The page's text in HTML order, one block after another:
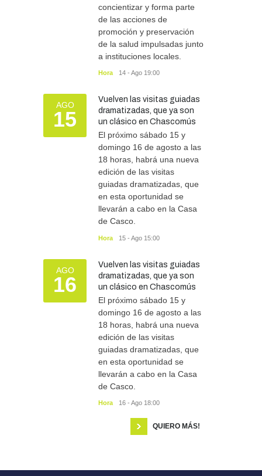
concientizar y forma parte
de las acciones de
promoción y preservación
de la salud impulsadas junto
a instituciones locales.
Hora 14 - Ago 19:00
AGO
15
Vuelven las visitas guiadas
dramatizadas, que ya son
un clásico en Chascomús
El próximo sábado 15 y
domingo 16 de agosto a las
18 horas, habrá una nueva
edición de las visitas
guiadas dramatizadas, que
en esta oportunidad se
llevarán a cabo en la Casa
de Casco.
Hora 15 - Ago 15:00
AGO
16
Vuelven las visitas guiadas
dramatizadas, que ya son
un clásico en Chascomús
El próximo sábado 15 y
domingo 16 de agosto a las
18 horas, habrá una nueva
edición de las visitas
guiadas dramatizadas, que
en esta oportunidad se
llevarán a cabo en la Casa
de Casco.
Hora 16 - Ago 18:00
QUIERO MÁS!